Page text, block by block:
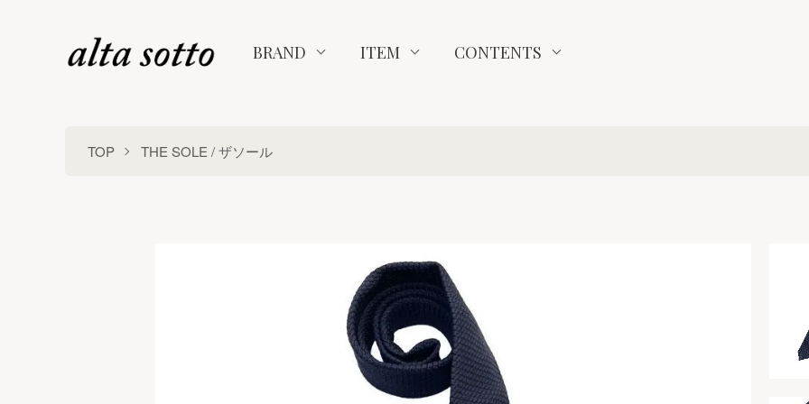
BRAND ITEM CONTENTS
TOP THE SOLE / ザソール